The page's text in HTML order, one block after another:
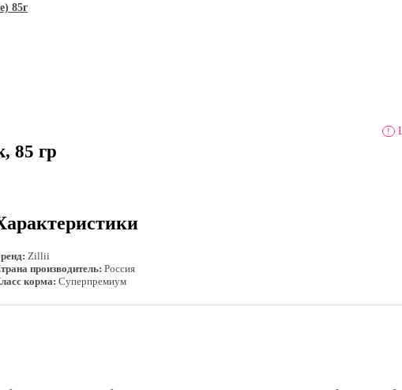
85г
!
85 гр
Zillii
производитель: Россия
корма: Суперпремиум